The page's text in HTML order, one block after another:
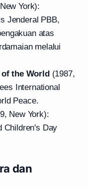
York):
Jenderal PBB,
atas
melalui
the World (1987,
International
Peace.
New York):
Children's Day
dan